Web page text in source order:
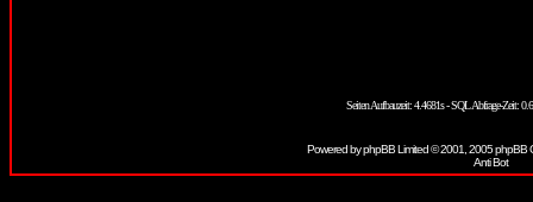
Seiten Aufbauzeit: 4.4681s - SQL Abfrage-Zeit:
Powered byphpBBLimited © 2001, 2005 phpBB